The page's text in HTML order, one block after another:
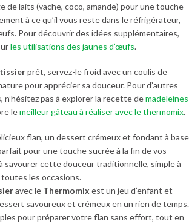
de laits (vache, coco, amande) pour une touche
à ce qu’il vous reste dans le réfrigérateur,
Pour découvrir des idées supplémentaires,
les utilisations des jaunes d’œufs.
prêt, servez-le froid avec un coulis de
pour apprécier sa douceur. Pour d’autres
pas à explorer la recette demadeleines
lemeilleur gâteau à réaliser avec le thermomix.
avec le Thermomix est un jeu d’enfant et
savoureux et crémeux en un rien de temps.
pour préparer votre flan sans effort, tout en